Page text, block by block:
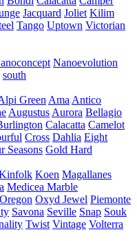
Jacquard Joliet Kilim
Tango Uptown Victorian
Nanoevolution
south
Green Ama Antico
Augustus Aurora Bellagio
Calacatta Camelot
Cross Dahlia Eight
Seasons Gold Hard
Koen Magallanes
Medicea Marble
Oregon Oxyd Jewel Piemonte
Savona Seville Snap Souk
Twist Vintage Volterra